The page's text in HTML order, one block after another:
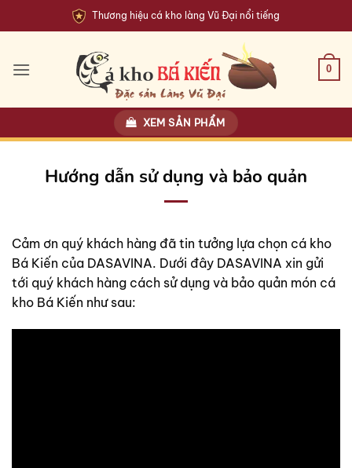
qua
dung
Thương hiệu cá kho làng Vũ Đại nổi tiếng
0
XEM SẢN PHẨM
Hướng dẫn sử dụng và bảo quản
Cảm ơn quý khách hàng đã tin tưởng lựa chọn cá kho
Bá Kiến của DASAVINA. Dưới đây DASAVINA xin gửi
tới quý khách hàng cách sử dụng và bảo quản món cá
kho Bá Kiến như sau: